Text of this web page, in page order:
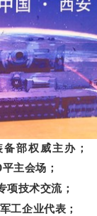
部权威主办；
主会场；
项技术交流；
工企业代表；